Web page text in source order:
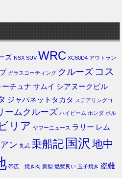
ズ NSX SUV WRC XC60D4 アウトラン
ガラスコーティング クルーズ コス
ーチュナ サムイ シアヌークビル
ジャパネットタカタ ステアリングコ
ームクルーズ ハイビーム ホンダ ボル
リア ヤフーニュース ラリー レム
ン 丸武 乗船記 国沢 地中
帯広 焼き肉 新型 燃費良い 玉子焼き 盗難